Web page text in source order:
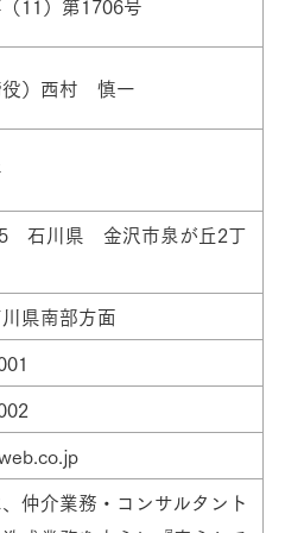
役）西村 慎一
石川県 金沢市泉が丘2丁
県南部方面
仲介業務・コンサルタント